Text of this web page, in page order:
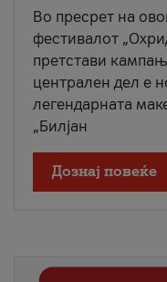
Во пресрет на
фестивалот
претстави
централен дел е
легендарната
„Билјан
Дознај повеќе